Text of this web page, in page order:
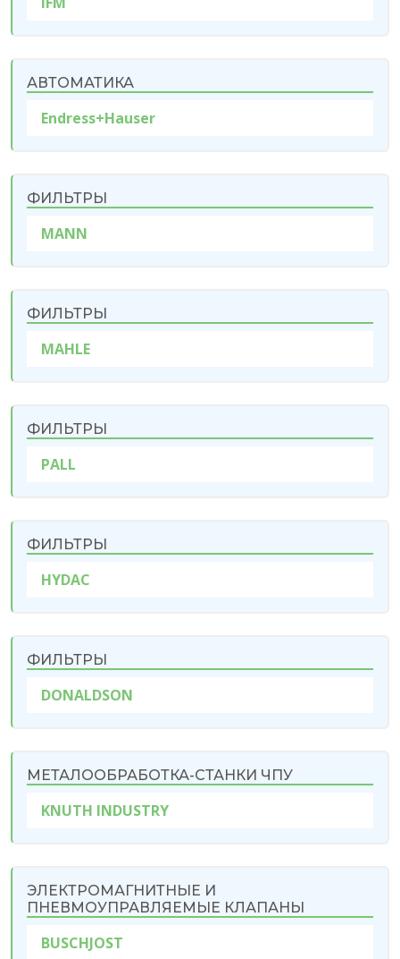
АВТОМАТИКА
Endress+Hauser
ФИЛЬТРЫ
MANN
ФИЛЬТРЫ
MAHLE
ФИЛЬТРЫ
PALL
ФИЛЬТРЫ
HYDAC
ФИЛЬТРЫ
DONALDSON
МЕТАЛООБРАБОТКА-СТАНКИ ЧПУ
KNUTH INDUSTRY
ЭЛЕКТРОМАГНИТНЫЕ И
ПНЕВМОУПРАВЛЯЕМЫЕ КЛАПАНЫ
BUSCHJOST